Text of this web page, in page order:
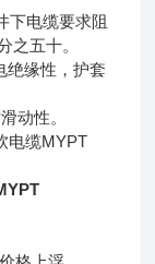
下电缆要求阻
之五十。
绝缘性，护套
动性。